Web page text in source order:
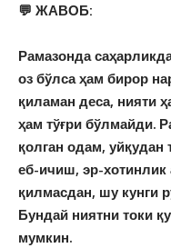
💬 ЖАВОБ:
Рамазонда
оз бўлса ҳам бирор
қиламан деса, нияти
ҳам тўғри бўлмайди.
қолган одам, уйқудан
еб-ичиш, эр-
қилмасдан, шу кунги
Бундай ниятни токи
мумкин.